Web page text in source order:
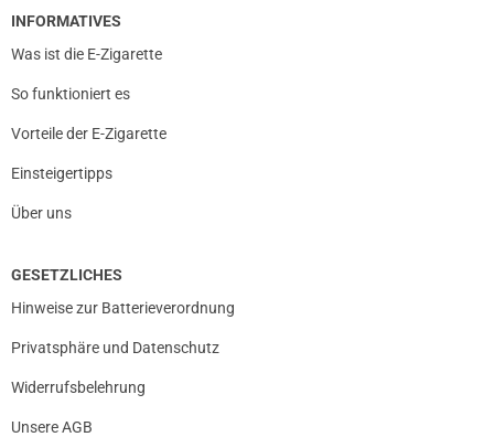
INFORMATIVES
Was ist die E-Zigarette
So funktioniert es
Vorteile der E-Zigarette
Einsteigertipps
Über uns
GESETZLICHES
Hinweise zur Batterieverordnung
Privatsphäre und Datenschutz
Widerrufsbelehrung
Unsere AGB